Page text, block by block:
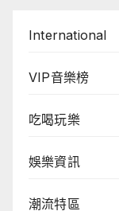
International
VIP音樂榜
吃喝玩樂
娛樂資訊
潮流特區